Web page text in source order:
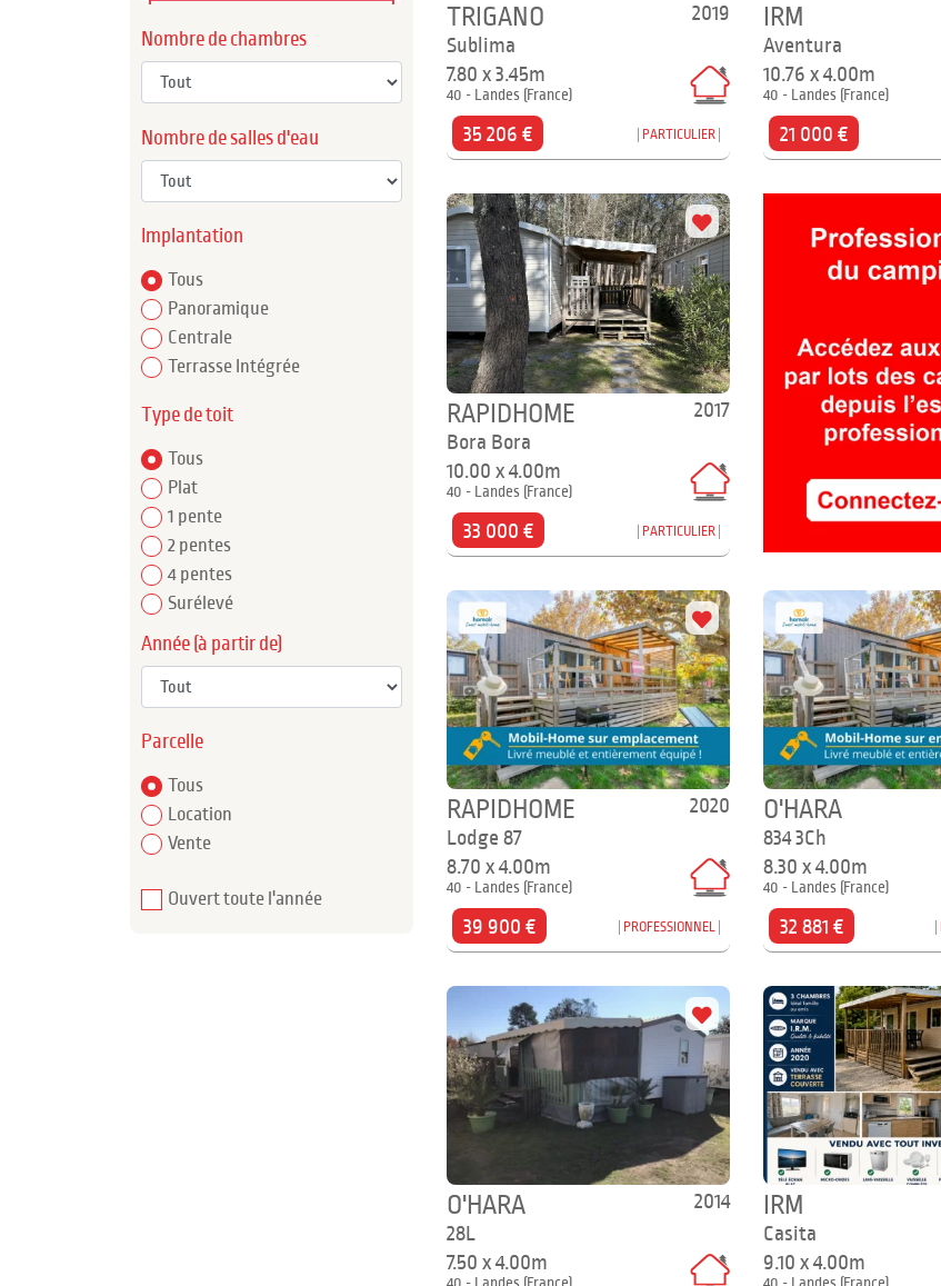
Nombre de chambres
Nombre de salles d'eau
Implantation
Tous
Panoramique
Centrale
Terrasse Intégrée
Type de toit
Tous
Plat
1 pente
2 pentes
4 pentes
Surélevé
Année (à partir de)
Parcelle
Tous
Location
Vente
Ouvert toute l'année
2019
TRIGANO
Sublima
7.80 x 3.45m
40 - Landes (France)
35 206 € PARTICULIER
IRM
Aventura
10.76 x 4.00m
40 - Landes (France)
21 000 €
2017
RAPIDHOME
Bora Bora
10.00 x 4.00m
40 - Landes (France)
33 000 € PARTICULIER
2020
RAPIDHOME
Lodge 87
8.70 x 4.00m
40 - Landes (France)
39 900 € PROFESSIONNEL
O'HARA
834 3Ch
8.30 x 4.00m
40 - Landes (France)
32 881 €
2014
O'HARA
28L
7.50 x 4.00m
IRM
Casita
9.10 x 4.00m